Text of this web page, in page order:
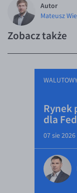
EUR/ZAR
GBP/USD
USD/CHF
GBP/CHF
Autor
Mateusz
Zobacz także
Rynek
dla Fed
07 sie 2026